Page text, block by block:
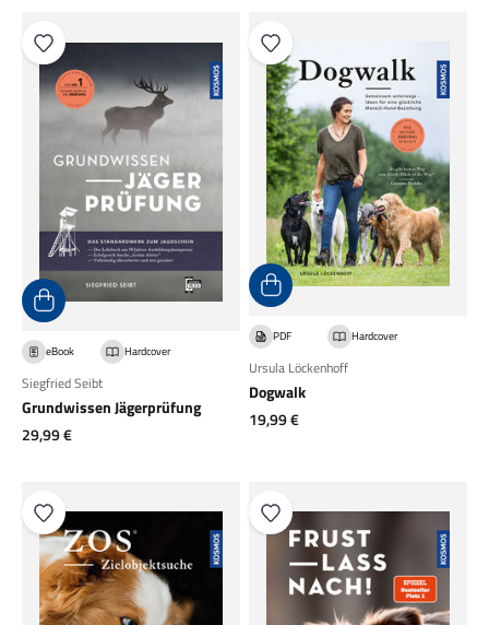
eBook Hardcover
Siegfried Seibt
Grundwissen Jägerprüfung
Angebot
29,99 €
PDF Hardcover
Ursula Löckenhoff
Dogwalk
Angebot
19,99 €